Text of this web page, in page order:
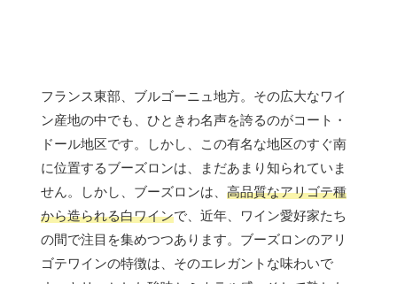
フランス東部、ブルゴーニュ地方。その広大なワイ
ン産地の中でも、ひときわ名声を誇るのがコート・
ドール地区です。しかし、この有名な地区のすぐ南
に位置するブーズロンは、まだあまり知られていま
せん。しかし、ブーズロンは、 高品質なアリゴテ種
から造られる白ワインで、近年、ワイン愛好家たち
の間で注目を集めつつあります。ブーズロンのアリ
ゴテワインの特徴は、そのエレガントな味わいで